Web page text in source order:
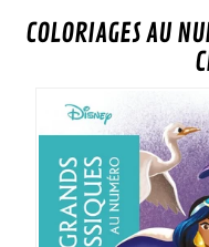
COLORIAGES AU